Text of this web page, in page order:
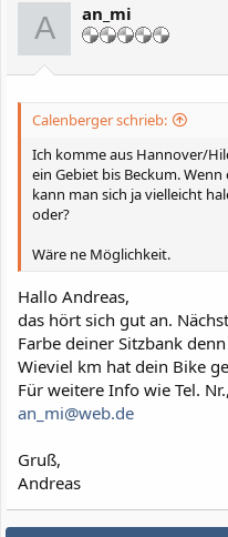
A an_mi
Calenberger schrieb:
Ich komme aus Hannover/
ein Gebiet bis Beckum.
kann man sich ja vielleicht
oder?
Wäre ne Möglichkeit.
Hallo Andreas,
das hört sich gut an.
Farbe deiner Sitzbank
Wieviel km hat dein Bike
Für weitere Info wie Tel.
an_mi@web.de
Gruß,
Andreas